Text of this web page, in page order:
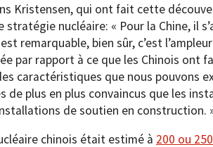
Kristensen, qui ont fait cette
stratégie nucléaire: « Pour la Chine, il
remarquable, bien sûr, c’est
par rapport à ce que les Chinois ont
caractéristiques que nous pouvons
de plus en plus convaincus que les
de soutien en construction.
chinois était estimé à 200 ou